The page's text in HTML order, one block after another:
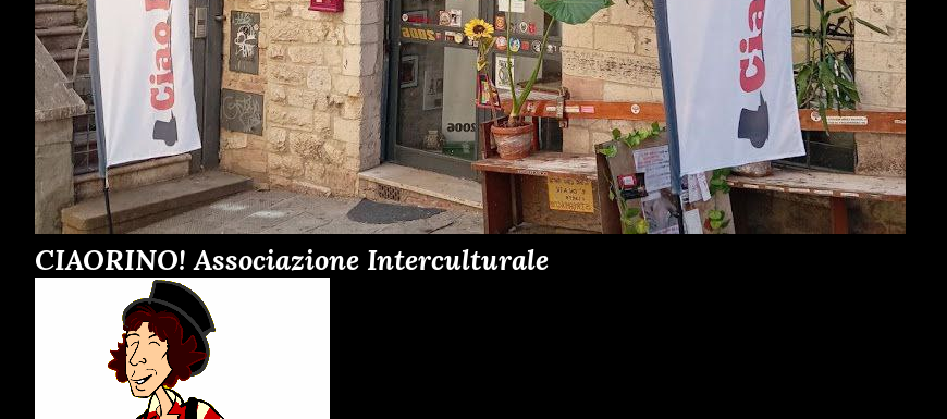
CIAORINO! Associazione Interculturale